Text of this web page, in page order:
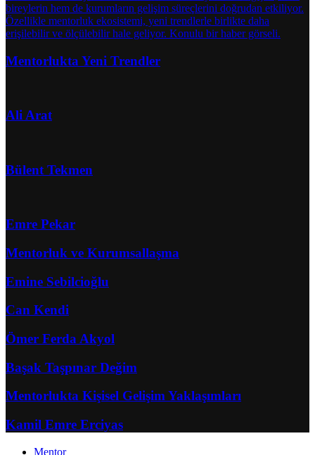
Mentorlukta Yeni Trendler
Ali Arat
Bülent Tekmen
Emre Pekar
Mentorluk ve Kurumsallaşma
Emine Sebilcioğlu
Can Kendi
Ömer Ferda Akyol
Başak Taşpınar Değim
Mentorlukta Kişisel Gelişim Yaklaşımları
Kamil Emre Erciyas
Mentor